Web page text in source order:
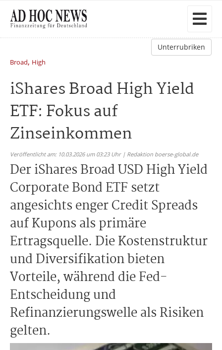
Unterrubriken
Broad, High
iShares Broad High Yield
ETF: Fokus auf
Zinseinkommen
Veröffentlicht am: 10.03.2026 um 03:23 Uhr | Redaktion boerse-global.de
Der iShares Broad USD High Yield
Corporate Bond ETF setzt
angesichts enger Credit Spreads
auf Kupons als primäre
Ertragsquelle. Die Kostenstruktur
und Diversifikation bieten
Vorteile, während die Fed-
Entscheidung und
Refinanzierungswelle als Risiken
gelten.